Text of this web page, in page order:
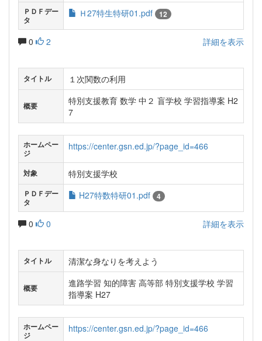
ＰＤＦデー
タ
Ｈ27特生特研01.pdf 12
0 2 詳細を表示
タイトル １次関数の利用
概要
特別支援教育 数学 中２ 盲学校 学習指導案 H2
7
ホームペー
ジ
https://center.gsn.ed.jp/?page_id=466
対象 特別支援学校
ＰＤＦデー
タ
H27特数特研01.pdf 4
0 0 詳細を表示
タイトル 清潔な身なりを考えよう
概要
進路学習 知的障害 高等部 特別支援学校 学習
指導案 H27
ホームペー
ジ
https://center.gsn.ed.jp/?page_id=466